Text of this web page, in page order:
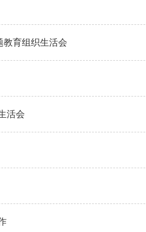
教育组织生​活会
活会